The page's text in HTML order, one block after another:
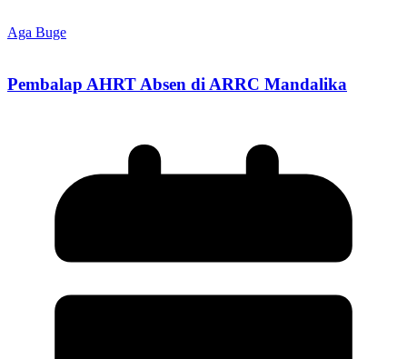
Aga Buge
Pembalap AHRT Absen di ARRC Mandalika